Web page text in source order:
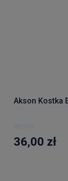
Akson Kostka
Akson
36,00 zł